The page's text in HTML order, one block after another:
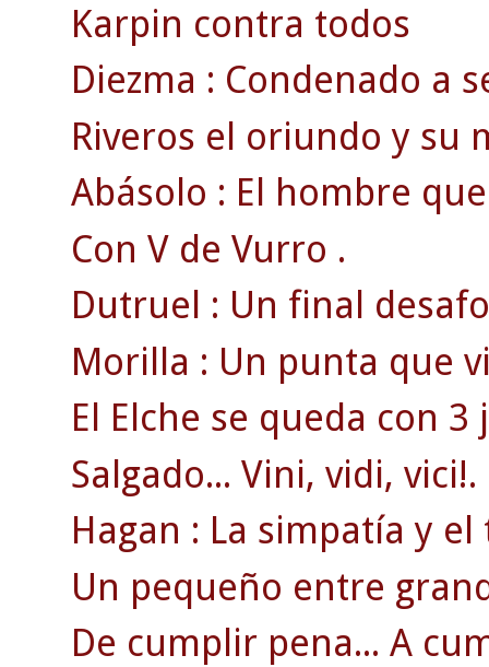
Karpin contra todos
Diezma : Condenado a
Riveros el oriundo y su
Abásolo : El hombre
Con V de Vurro .
Dutruel : Un final
Morilla : Un punta que
El Elche se queda con
Salgado... Vini, vidi, vici!.
Hagan : La simpatía y
Un pequeño entre
De cumplir pena... A